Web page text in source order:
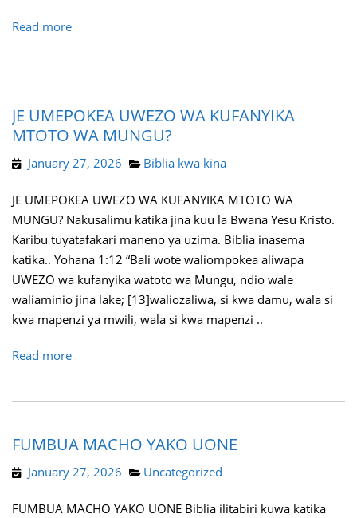
Read more
JE UMEPOKEA UWEZO WA KUFANYIKA
MTOTO WA MUNGU?
January 27, 2026 Biblia kwa kina
JE UMEPOKEA UWEZO WA KUFANYIKA MTOTO WA
MUNGU? Nakusalimu katika jina kuu la Bwana Yesu Kristo.
Karibu tuyatafakari maneno ya uzima. Biblia inasema
katika.. Yohana 1:12 “Bali wote waliompokea aliwapa
UWEZO wa kufanyika watoto wa Mungu, ndio wale
waliaminio jina lake; [13]waliozaliwa, si kwa damu, wala si
kwa mapenzi ya mwili, wala si kwa mapenzi ..
Read more
FUMBUA MACHO YAKO UONE
January 27, 2026 Uncategorized
FUMBUA MACHO YAKO UONE Biblia ilitabiri kuwa katika